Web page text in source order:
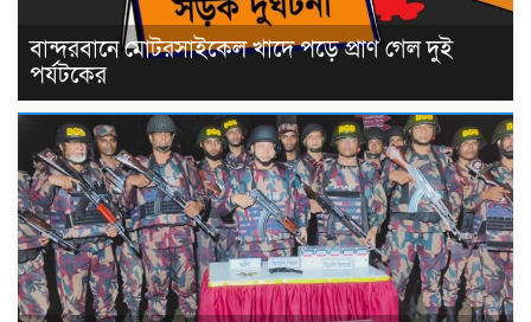
বান্দরবানে মোটরসাইকেল খাদে পড়ে প্রাণ গেল দুই
পর্যটকের